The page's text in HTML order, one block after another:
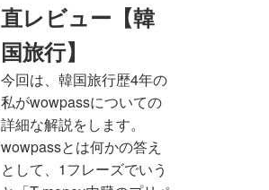
直レビュー【韓
国旅行】
今回は、韓国旅行歴4年の
私がwowpassについての
詳細な解説をします。
wowpassとは何かの答え
として、1フレーズでいう